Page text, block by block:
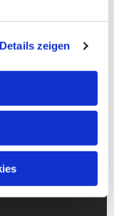
Details zeigen